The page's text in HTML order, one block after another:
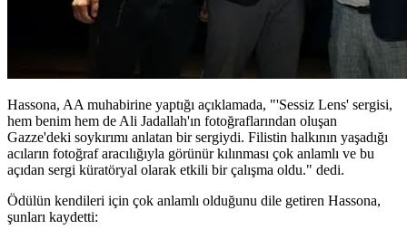
Hassona, AA muhabirine yaptığı açıklamada, "'Sessiz Lens' sergisi,
hem benim hem de Ali Jadallah'ın fotoğraflarından oluşan
Gazze'deki soykırımı anlatan bir sergiydi. Filistin halkının yaşadığı
acıların fotoğraf aracılığıyla görünür kılınması çok anlamlı ve bu
açıdan sergi küratöryal olarak etkili bir çalışma oldu." dedi.
Ödülün kendileri için çok anlamlı olduğunu dile getiren Hassona,
şunları kaydetti: